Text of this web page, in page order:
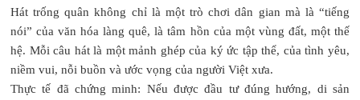
Hát trống quân không chỉ là một trò chơi dân gian mà là “tiếng
nói” của văn hóa làng quê, là tâm hồn của một vùng đất, một thế
hệ. Mỗi câu hát là một mảnh ghép của ký ức tập thể, của tình yêu,
niềm vui, nỗi buồn và ước vọng của người Việt xưa.
Thực tế đã chứng minh: Nếu được đầu tư đúng hướng, di sản